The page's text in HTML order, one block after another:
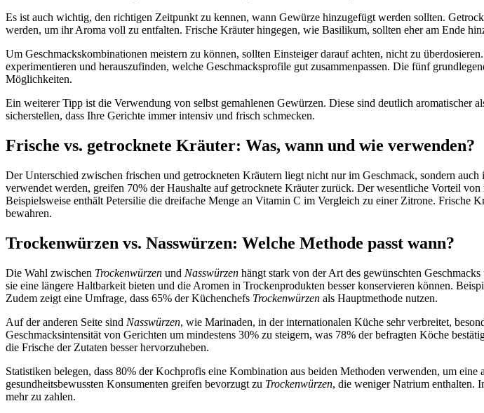
Es ist auch wichtig, den richtigen Zeitpunkt zu kennen, wann Gewürze hinzugefügt werden sollten.
werden, um ihr Aroma voll zu entfalten. Frische Kräuter hingegen, wie Basilikum, sollten eher am Ende
Um Geschmackskombinationen meistern zu können, sollten Einsteiger darauf achten, nicht zu
experimentieren und herauszufinden, welche Geschmacksprofile gut zusammenpassen. Die fünf
Möglichkeiten.
Ein weiterer Tipp ist die Verwendung von selbst gemahlenen Gewürzen. Diese sind deutlich aromatischer
sicherstellen, dass Ihre Gerichte immer intensiv und frisch schmecken.
Frische vs. getrocknete Kräuter: Was, wann und wie verwenden?
Der Unterschied zwischen frischen und getrockneten Kräutern liegt nicht nur im Geschmack, sondern
verwendet werden, greifen 70% der Haushalte auf getrocknete Kräuter zurück. Der wesentliche Vorteil
Beispielsweise enthält Petersilie die dreifache Menge an Vitamin C im Vergleich zu einer Zitrone. Frische
bewahren.
Trockenwürzen vs. Nasswürzen: Welche Methode passt wann?
Die Wahl zwischen Trockenwürzen und Nasswürzen hängt stark von der Art des gewünschten
sie eine längere Haltbarkeit bieten und die Aromen in Trockenprodukten besser konservieren können.
Zudem zeigt eine Umfrage, dass 65% der Küchenchefs Trockenwürzen als Hauptmethode nutzen.
Auf der anderen Seite sind Nasswürzen, wie Marinaden, in der internationalen Küche sehr verbreitet,
Geschmacksintensität von Gerichten um mindestens 30% zu steigern, was 78% der befragten Köche
die Frische der Zutaten besser hervorzuheben.
Statistiken belegen, dass 80% der Kochprofis eine Kombination aus beiden Methoden verwenden, um
gesundheitsbewussten Konsumenten greifen bevorzugt zu Trockenwürzen, die weniger Natrium enthalten.
mehr zu zahlen.